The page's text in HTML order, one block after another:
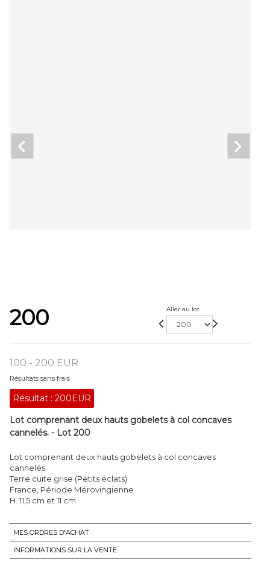
200 Aller au lot
100 - 200 EUR
Résultats sans frais
Résultat : 200EUR
Lot comprenant deux hauts gobelets à col concaves
cannelés. - Lot 200
Lot comprenant deux hauts gobelets à col concaves
cannelés.
Terre cuite grise (Petits éclats)
France, Période Mérovingienne
H. 11,5 cm et 11 cm
MES ORDRES D'ACHAT
INFORMATIONS SUR LA VENTE